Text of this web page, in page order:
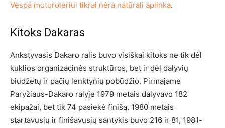
Vespa motoroleriui tikrai nėra natūrali aplinka.
Kitoks Dakaras
Ankstyvasis Dakaro ralis buvo visiškai kitoks ne tik dėl
kuklios organizacinės struktūros, bet ir dėl dalyvių
biudžetų ir pačių lenktynių pobūdžio. Pirmajame
Paryžiaus-Dakaro ralyje 1979 metais dalyvavo 182
ekipažai, bet tik 74 pasiekė finišą. 1980 metais
startavusių ir finišavusių santykis buvo 216 ir 81, 1981-